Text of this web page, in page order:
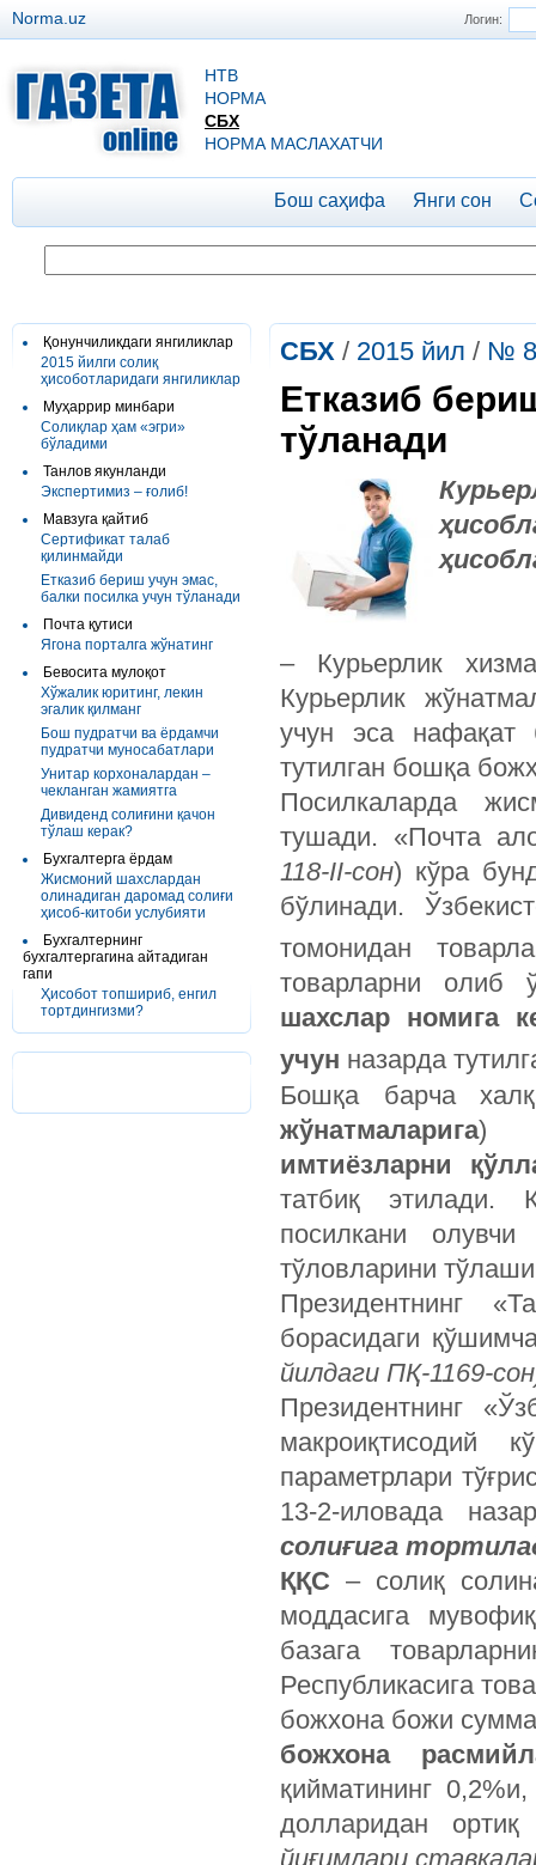
Логин:
Norma.uz
НТВ
НОРМА
СБХ
НОРМА МАСЛАХАТЧИ
Бош саҳифа Янги сон
Қонунчиликдаги янгиликлар
2015 йилги солиқ
ҳисоботларидаги янгиликлар
Муҳаррир минбари
Солиқлар ҳам «эгри»
бўладими
Танлов якунланди
Экспертимиз – ғолиб!
Мавзуга қайтиб
Сертификат талаб
қилинмайди
Етказиб бериш учун эмас,
балки посилка учун тўланади
Почта қутиси
Ягона порталга жўнатинг
Бевосита мулоқот
Хўжалик юритинг, лекин
эгалик қилманг
Бош пудратчи ва ёрдамчи
пудратчи муносабатлари
Унитар корхоналардан –
чекланган жамиятга
Дивиденд солиғини қачон
тўлаш керак?
Бухгалтерга ёрдам
Жисмоний шахслардан
олинадиган даромад солиғи
ҳисоб-китоби услубияти
Бухгалтернинг
бухгалтергагина айтадиган
гапи
Ҳисобот топшириб, енгил
тортдингизми?
СБХ / 2015 йил / № 8
Етказиб
тўланади
– Курьерлик
Курьерлик
учун эса нафақат
тутилган бошқа
Посилкаларда
тушади. «Почта
118-II-сон) кўра
бўлинади.
томонидан
товарларни олиб
шахслар номига
учун назарда
Бошқа барча
жўнатмаларига
имтиёзларни
татбиқ этилади.
посилкани
тўловларини
Президентнинг
борасидаги
йилдаги ПҚ-1169-
Президентнинг
макроиқтисодий
параметрлари
13-2-иловада
солиғига
ҚҚС – солиқ
моддасига
базага
Республикасига
божхона божи
божхона
қийматининг
долларидан
йиғимлари